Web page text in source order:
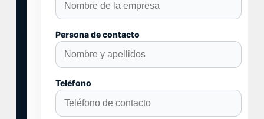
Persona de contacto
Teléfono